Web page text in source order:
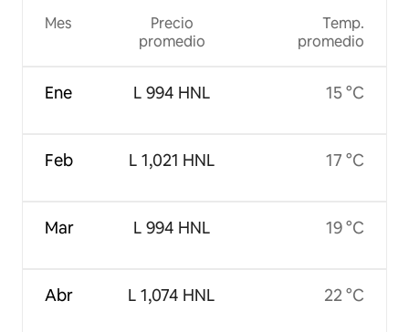
Mes
Ene
Feb
Mar
Abr
Precio
promedio
L 994 HNL
L 1,021 HNL
L 994 HNL
L 1,074 HNL
Temp.
promedio
15 °C
17 °C
19 °C
22 °C